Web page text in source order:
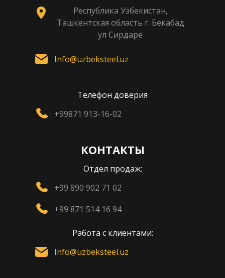
Республика Узбекистан,
Ташкентская область г. Бекабад
ул Сирдаре
Info@uzbeksteel.uz
Телефон доверия
+99871 913-16-02
КОНТАКТЫ
Отдел продаж:
+99 890 902 71 02
+99 871 514 16 94
Работа с клиентами:
Info@uzbeksteel.uz